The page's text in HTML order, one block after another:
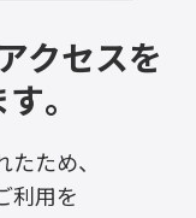
クセスを
。
ため、
利用を